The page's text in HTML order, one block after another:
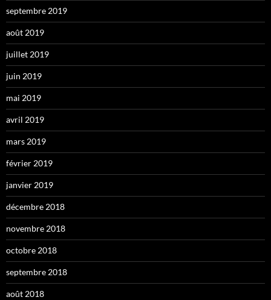
septembre 2019
août 2019
juillet 2019
juin 2019
mai 2019
avril 2019
mars 2019
février 2019
janvier 2019
décembre 2018
novembre 2018
octobre 2018
septembre 2018
août 2018